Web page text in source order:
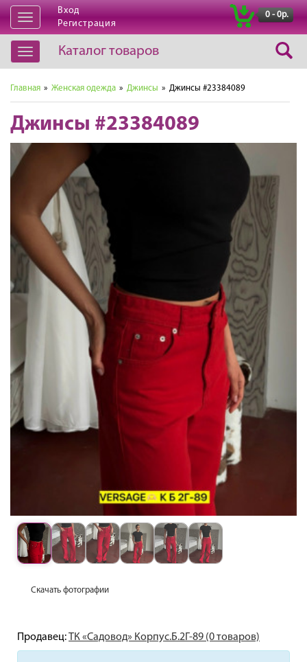
Открыть
навигацию
Вход
Регистрация
0 - 0р.
Открыть
навигацию
Каталог товаров
Главная » Женская одежда » Джинсы » Джинсы #23384089
Джинсы #23384089
Скачать фотографии
Продавец:ТК «Садовод» Корпус.Б.2Г-89 (0 товаров)